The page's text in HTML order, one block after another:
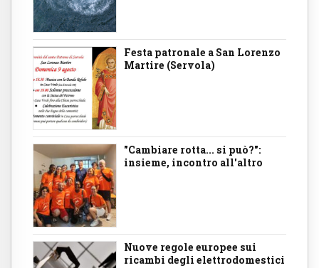
Festa patronale a San Lorenzo
Martire (Servola)
"Cambiare rotta... si può?":
insieme, incontro all'altro
Nuove regole europee sui
ricambi degli elettrodomestici